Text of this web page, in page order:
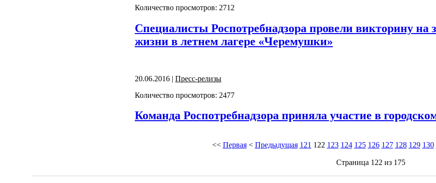
Количество просмотров: 2712
Специалисты Роспотребнадзора провели викторину на
жизни в летнем лагере «Черемушки»
20.06.2016 | Пресс-релизы
Количество просмотров: 2477
Команда Роспотребнадзора приняла участие в
<< Первая< Предыдущая 121 122 123 124 125 126 127 128 129 130
Страница 122 из 175